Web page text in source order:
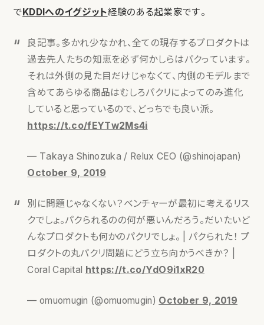
でKDDIへのイグジット経験のある起業家です。
良記事。多かれ少なかれ、全ての現存するプロダクトは
過去先人たちの知恵を必ず何かしらはパクっています。
それは外側の見た目だけじゃなくて、内側のモデルまで
含めてあらゆる商品はむしろパクリによってのみ進化
していると思っているので、どっちでも良い派。
https://t.co/fEYTw2Ms4i
— Takaya Shinozuka / Relux CEO (@shinojapan)
October 9, 2019
別に問題じゃなくない？ベンチャーが最初に考えるリス
クでしょ。パクられるのの何が悪いんだろう。だいたいど
んなプロダクトも何かのパクリでしょ。 | パクられた！ プ
ロダクトの丸パクリ問題にどう立ち向かうべきか？ |
Coral Capital https://t.co/YdO9i1xR20
— omuomugin (@omuomugin) October 9, 2019